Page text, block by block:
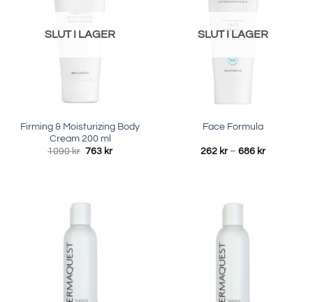
SLUT I LAGER
Firming & Moisturizing Body
Cream 200 ml
1090kr Det
763 krDet
SLUT I LAGER
Face Formula
262 kr – 686 kr